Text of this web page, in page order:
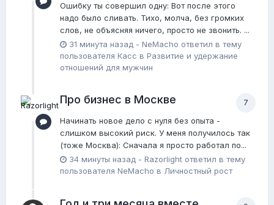
Ошибку ты совершил одну: Вот после этого
надо было сливать. Тихо, молча, без громких
слов, не объясняя ничего, просто не звонить. ...
31 минута назад - NeMacho ответил в тему
пользователя Касс в Pазвитие и удержание
отношений для мужчин
7
Про бизнес в Москве
Начинать новое дело с нуля без опыта -
слишком высокий риск. У меня получилось так
(тоже Москва): Сначала я просто работал по...
34 минуты назад - Razorlight ответил в тему
пользователя NeMacho в Личностный рост